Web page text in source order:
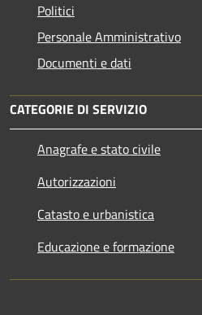
Politici
Personale Amministrativo
Documenti e dati
CATEGORIE DI SERVIZIO
Anagrafe e stato civile
Autorizzazioni
Catasto e urbanistica
Educazione e formazione